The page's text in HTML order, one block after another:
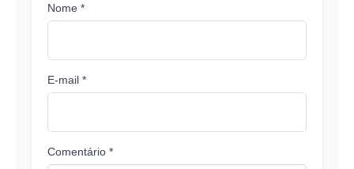
Nome *
E-mail *
Comentário *